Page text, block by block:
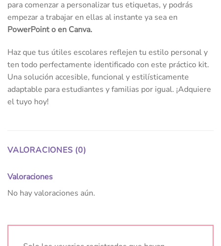
para comenzar a personalizar tus etiquetas, y podrás
empezar a trabajar en ellas al instante ya sea en
PowerPoint o en Canva.
Haz que tus útiles escolares reflejen tu estilo personal y
ten todo perfectamente identificado con este práctico kit.
Una solución accesible, funcional y estilísticamente
adaptable para estudiantes y familias por igual. ¡Adquiere
el tuyo hoy!
VALORACIONES (0)
Valoraciones
No hay valoraciones aún.